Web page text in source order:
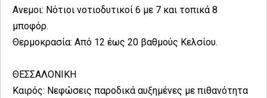
Ανεμοι: Νότιοι νοτιοδυτικοί 6 με 7 και τοπικά 8
μποφόρ.
Θερμοκρασία: Από 12 έως 20 βαθμούς Κελσίου.
ΘΕΣΣΑΛΟΝΙΚΗ
Καιρός: Νεφώσεις παροδικά αυξημένες με πιθανότητα